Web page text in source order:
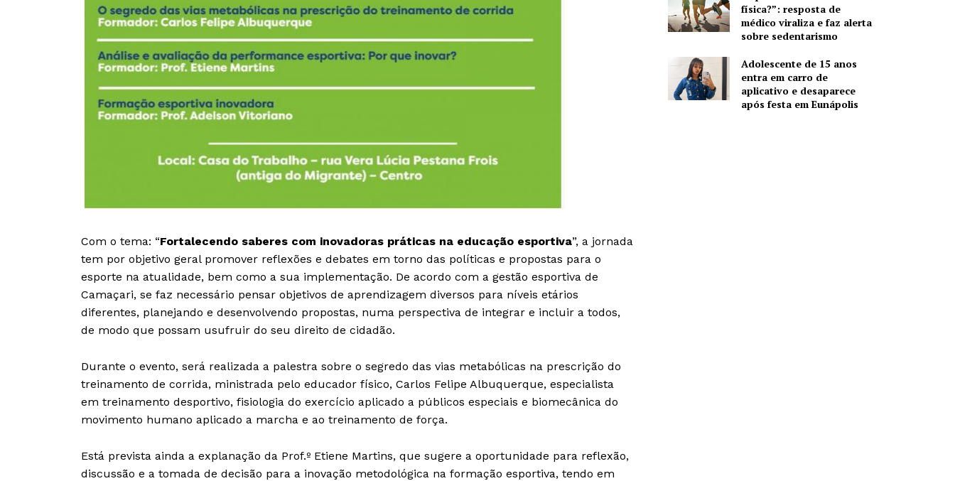
Com o tema: “Fortalecendo saberes com inovadoras práticas na educação esportiva”, a jornada
tem por objetivo geral promover reflexões e debates em torno das políticas e propostas para o
esporte na atualidade, bem como a sua implementação. De acordo com a gestão esportiva de
Camaçari, se faz necessário pensar objetivos de aprendizagem diversos para níveis etários
diferentes, planejando e desenvolvendo propostas, numa perspectiva de integrar e incluir a todos,
de modo que possam usufruir do seu direito de cidadão.
Durante o evento, será realizada a palestra sobre o segredo das vias metabólicas na prescrição do
treinamento de corrida, ministrada pelo educador físico, Carlos Felipe Albuquerque, especialista
em treinamento desportivo, fisiologia do exercício aplicado a públicos especiais e biomecânica do
movimento humano aplicado a marcha e ao treinamento de força.
Está prevista ainda a explanação da Prof.º Etiene Martins, que sugere a oportunidade para reflexão,
discussão e a tomada de decisão para a inovação metodológica na formação esportiva, tendo em
física?”: resposta de
médico viraliza e faz alerta
sobre sedentarismo
Adolescente de 15 anos
entra em carro de
aplicativo e desaparece
após festa em Eunápolis